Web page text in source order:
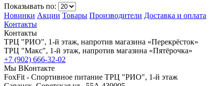
Показывать по:
Новинки Акции Товары Производители Доставка и оплата
Контакты
Контакты
ТРЦ "РИО", 1-й этаж, напротив магазина «Перекрёсток»
ТРЦ "Макс", 1-й этаж, напротив магазина «Пятёрочка»
+7 (902) 666-32-02
Мы ВКонтакте
FoxFit - Спортивное питание ТРЦ "РИО", 1-й этаж